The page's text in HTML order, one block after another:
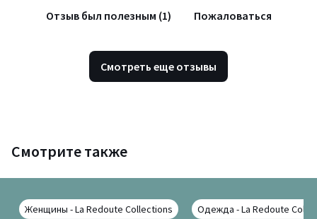
Отзыв был полезным (1) Пожаловаться
Смотреть еще отзывы
Смотрите также
Женщины - La Redoute Collections Одежда - La Redoute